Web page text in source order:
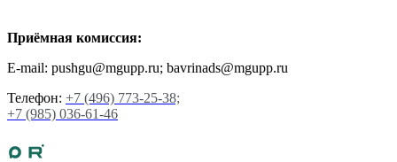
Приёмная комиссия:
E-mail: pushgu@mgupp.ru; bavrinads@mgupp.ru
Телефон: +7 (496) 773-25-38;
+7 (985) 036-61-46